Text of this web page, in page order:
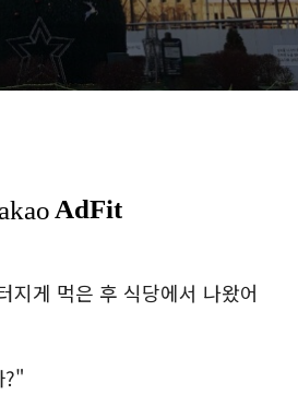
지게 먹은 후 식당에서 나왔어
?"